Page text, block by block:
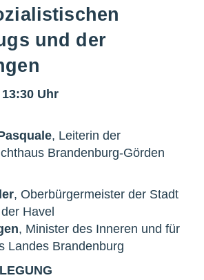
und der
Uhr
, Leiterin der
Brandenburg-Görden
, Oberbürgermeister der Stadt
Havel
, Minister des Inneren und für
Landes Brandenburg